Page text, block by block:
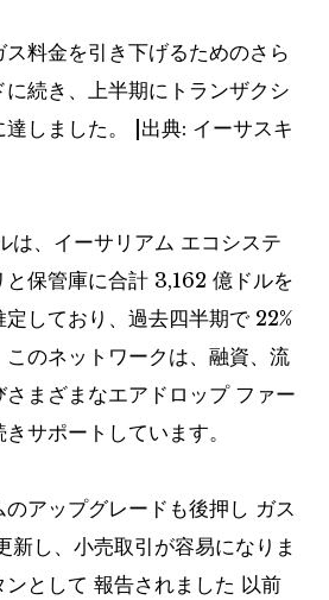
料金を引き下げるためのさら
続き、上半期にトランザクシ
達しました。 |出典: イーサスキ
は、イーサリアム エコシステ
保管庫に合計 3,162 億ドルを
しており、過去四半期で 22%
のネットワークは、融資、流
まざまなエアドロップ ファー
サポートしています。
アップグレードも後押し ガス
新し、小売取引が容易になりま
として 報告されました 以前